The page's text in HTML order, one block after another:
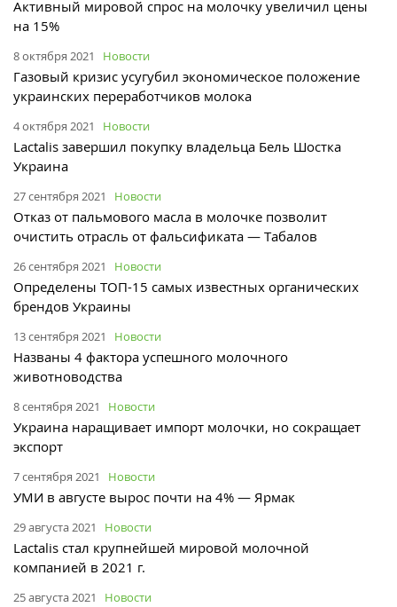
Активный мировой спрос на молочку увеличил цены
на 15%
8 октября 2021 Новости
Газовый кризис усугубил экономическое положение
украинских переработчиков молока
4 октября 2021 Новости
Lactalis завершил покупку владельца Бель Шостка
Украина
27 сентября 2021 Новости
Отказ от пальмового масла в молочке позволит
очистить отрасль от фальсификата — Табалов
26 сентября 2021 Новости
Определены ТОП-15 самых известных органических
брендов Украины
13 сентября 2021 Новости
Названы 4 фактора успешного молочного
животноводства
8 сентября 2021 Новости
Украина наращивает импорт молочки, но сокращает
экспорт
7 сентября 2021 Новости
УМИ в августе вырос почти на 4% — Ярмак
29 августа 2021 Новости
Lactalis стал крупнейшей мировой молочной
компанией в 2021 г.
25 августа 2021 Новости